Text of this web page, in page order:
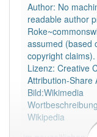
Wörter mit
anderen Artikel
88% unserer
korrekt erraten.
Author: No
readable author
assumed (based
copyright claims).
Lizenz: Creative
Attribution-Share
Bild:Wikimedia
Wikipedia